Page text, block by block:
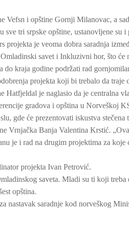
Vefsn i opštine Gornji Milanovac, a
tri srpske opštine, ustanovljene su
projekta je veoma dobra saradnja
savet i Inkluzivni hor, što će
kraja godine podržati rad
projekta koji bi trebalo da traje
je naglasio da je centralna
gradova i opština u Norveškoj
gde će prezentovati iskustva
Vrnjačka Banja Valentina Krstić.
je i rad na drugim projektima za
projekta Ivan Petrović.
saveta. Mladi su ti koji treba
opština.
nastavak saradnje kod norveškog